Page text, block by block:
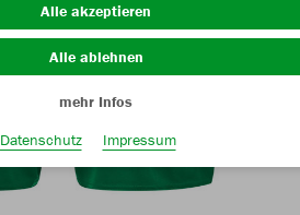
Alle akzeptieren
Alle ablehnen
mehr Infos
Datenschutz
Impressum